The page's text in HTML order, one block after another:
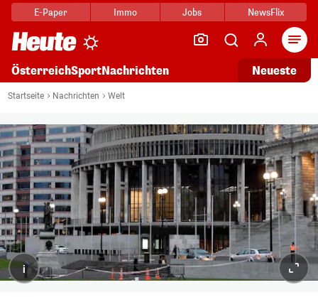
E-Paper Immo Jobs NewsFlix
ÖsterreichSportNachrichten Neueste
Startseite Nachrichten Welt
i